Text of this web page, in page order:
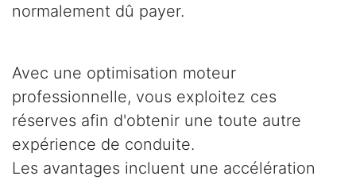
normalement dû payer.
Avec une optimisation moteur
professionnelle, vous exploitez ces
réserves afin d'obtenir une toute autre
expérience de conduite.
Les avantages incluent une accélération